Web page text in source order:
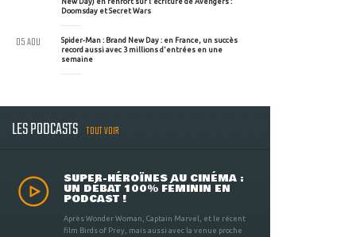
Doomsday et Secret Wars
Spider-Man : Brand New Day : en France, un succès
record aussi avec 3 millions d'entrées en une
semaine
05 AOU
LES PODCASTS TOUT VOIR
SUPER-HÉROÏNES AU CINÉMA :
UN DÉBAT 100% FÉMININ EN
PODCAST !
Après Wonder Woman, Captain Marvel, et le récent
film Birds of Prey, mais aussi avec la venue proche